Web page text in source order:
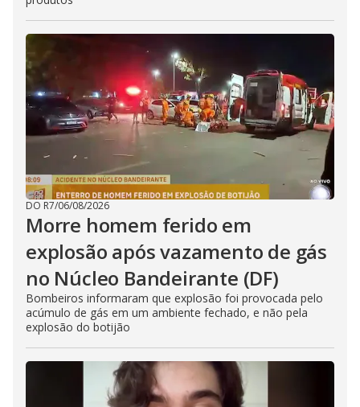
DO R7/06/08/2026
Morre homem ferido em
explosão após vazamento de gás
no Núcleo Bandeirante (DF)
Bombeiros informaram que explosão foi provocada pelo
acúmulo de gás em um ambiente fechado, e não pela
explosão do botijão